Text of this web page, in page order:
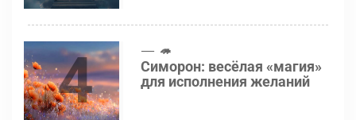
4 🦔
Симорон: весёлая «магия»
для исполнения желаний